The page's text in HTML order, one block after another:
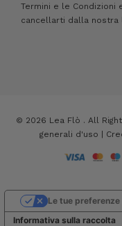
Termini e le Condizioni
cancellarti dalla nostra
© 2026 Lea Flò . All Right
generali d'uso
Informativa sulla raccolta
Le tue